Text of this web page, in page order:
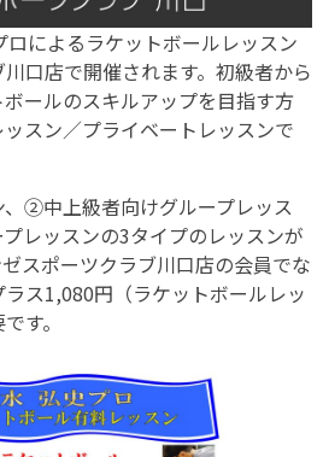
によるラケットボールレッスン
口店で開催されます。初級者から
ールのスキルアップを目指す方
スン／プライベートレッスンで
②中上級者向けグループレッス
レッスンの3タイプのレッスンが
スポーツクラブ川口店の会員でな
ス1,080円（ラケットボールレッ
す。